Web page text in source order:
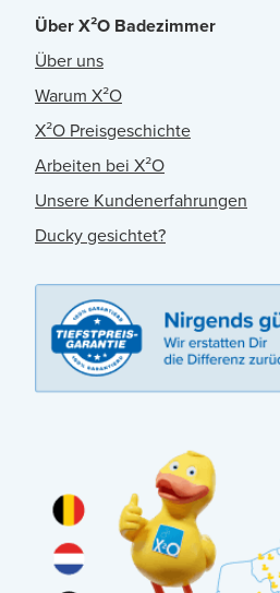
Über X²O Badezimmer
Über uns
Warum X²O
X²O Preisgeschichte
Arbeiten bei X²O
Unsere Kundenerfahrungen
Ducky gesichtet?